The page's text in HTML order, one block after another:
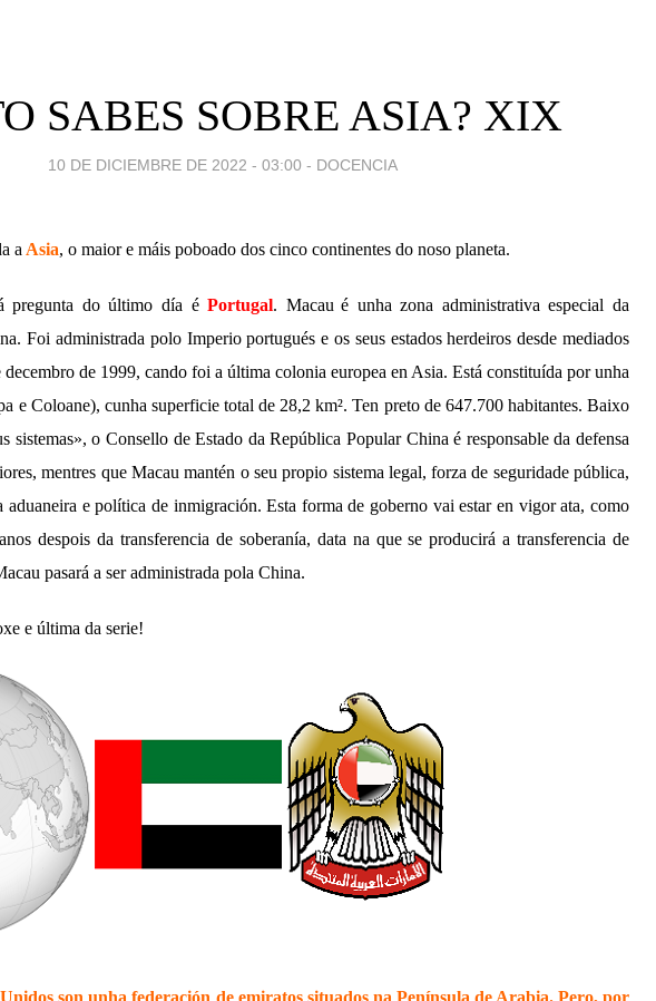
SABES SOBRE ASIA? XIX
10 DE DICIEMBRE DE 2022 - 03:00 - DOCENCIA
a Asia, o maior e máis poboado dos cinco continentes do noso planeta.
pregunta do último día éPortugal. Macau é unha zona administrativa especial da
Foi administrada polo Imperio portugués e os seus estados herdeiros desde mediados
de 1999, cando foi a última colonia europea en Asia. Está constituída por unha
e Coloane), cunha superficie total de 28,2 km². Ten preto de 647.700 habitantes. Baixo
sistemas», o Consello de Estado da República Popular China é responsable da defensa
mentres que Macau mantén o seu propio sistema legal, forza de seguridade pública,
aduaneira e política de inmigración. Esta forma de goberno vai estar en vigor ata, como
despois da transferencia de soberanía, data na que se producirá a transferencia de
pasará a ser administrada pola China.
e última da serie!
son unha federación de emiratos situados na Península de Arabia. Pero, por